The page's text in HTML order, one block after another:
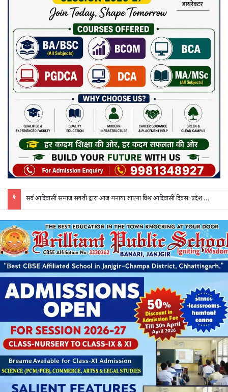
सर्व आदिवासी समाज सक्ती द्वारा आज मनाया जाएगा विश्व आदिवासी दिवस: प्रदेश व जिला स्तर के पदाधिकारी होंगे शामिल